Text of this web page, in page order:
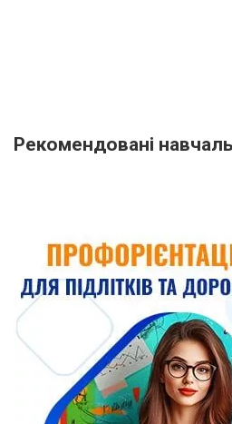
Рекомендовані